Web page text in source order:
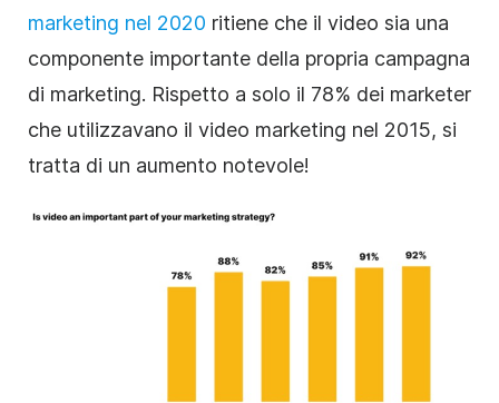
marketing nel 2020 ritiene che il video sia una
componente importante della propria campagna
di marketing. Rispetto a solo il 78% dei marketer
che utilizzavano il video marketing nel 2015, si
tratta di un aumento notevole!